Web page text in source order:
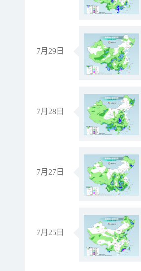
7月29日
7月28日
7月27日
7月25日